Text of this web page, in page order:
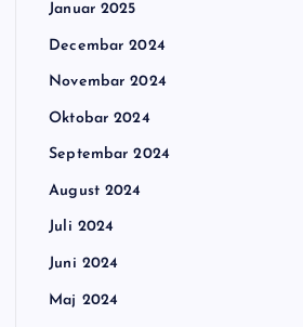
Januar 2025
Decembar 2024
Novembar 2024
Oktobar 2024
Septembar 2024
August 2024
Juli 2024
Juni 2024
Maj 2024